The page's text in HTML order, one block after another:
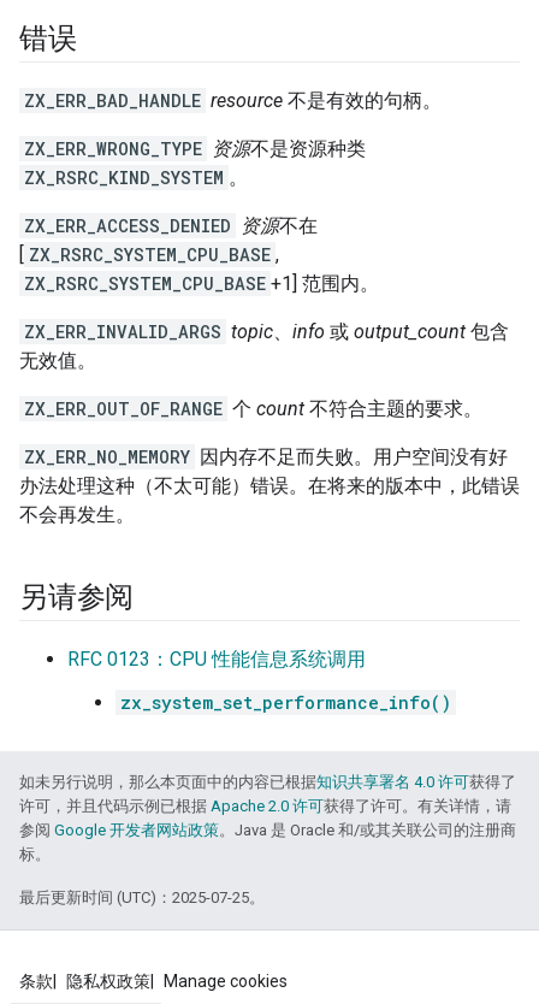
错误
ZX_ERR_BAD_HANDLE resource 不是有效的句柄。
ZX_ERR_WRONG_TYPE 资源不是资源种类
ZX_RSRC_KIND_SYSTEM 。
ZX_ERR_ACCESS_DENIED 资源不在
[ ZX_RSRC_SYSTEM_CPU_BASE ,
ZX_RSRC_SYSTEM_CPU_BASE +1] 范围内。
ZX_ERR_INVALID_ARGS topic、 info 或 output_count 包含
无效值。
ZX_ERR_OUT_OF_RANGE 个 count 不符合主题的要求。
ZX_ERR_NO_MEMORY 因内存不足而失败。用户空间没有好
办法处理这种（不太可能）错误。在将来的版本中，此错误
不会再发生。
另请参阅
RFC 0123：CPU 性能信息系统调用
zx_system_set_performance_info()
如未另行说明，那么本页面中的内容已根据知识共享署名 4.0 许可获得了
许可，并且代码示例已根据 Apache 2.0 许可获得了许可。有关详情，请
参阅 Google 开发者网站政策。Java 是 Oracle 和/或其关联公司的注册商
标。
最后更新时间 (UTC)：2025-07-25。
条款 隐私权政策 Manage cookies